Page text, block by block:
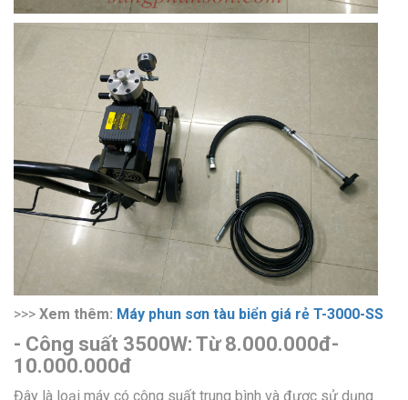
>>> Xem thêm: Máy phun sơn tàu biển giá rẻ T-3000-SS
- Công suất 3500W: Từ 8.000.000đ-
10.000.000đ
Đây là loại máy có công suất trung bình và được sử dụng